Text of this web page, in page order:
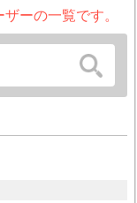
ーの一覧です。